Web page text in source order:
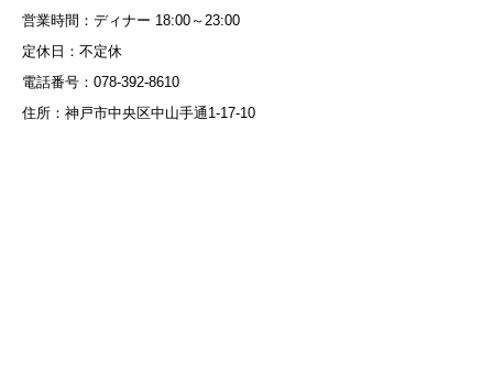
営業時間：ディナー 18:00～23:00
定休日：不定休
電話番号：078-392-8610
住所：神戸市中央区中山手通1-17-10